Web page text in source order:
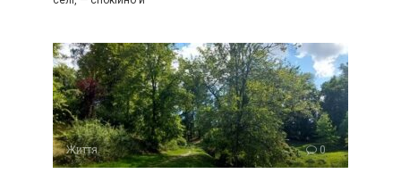
Життя 0